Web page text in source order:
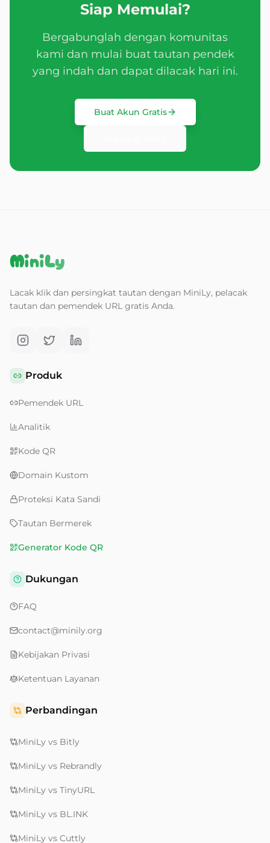
Siap Memulai?
Bergabunglah dengan komunitas
kami dan mulai buat tautan pendek
yang indah dan dapat dilacak hari ini.
Buat Akun Gratis
MiniLy
Lacak klik dan persingkat tautan dengan MiniLy, pelacak
tautan dan pemendek URL gratis Anda.
Produk
Pemendek URL
Analitik
Kode QR
Domain Kustom
Proteksi Kata Sandi
Tautan Bermerek
Generator Kode QR
Dukungan
FAQ
contact@minily.org
Kebijakan Privasi
Ketentuan Layanan
Perbandingan
MiniLy vs Bitly
MiniLy vs Rebrandly
MiniLy vs TinyURL
MiniLy vs BL.INK
MiniLy vs Cuttly